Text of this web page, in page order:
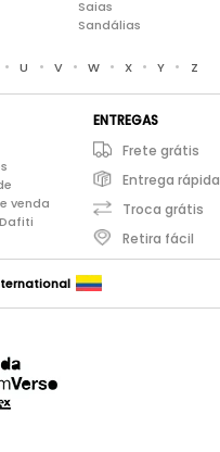
Saias
Sandálias
• U • V • W • X • Y • Z
venda
ENTREGAS
Frete grátis
Entrega rápida
Troca grátis
Retira fácil